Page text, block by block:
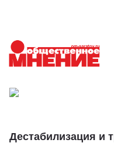
Дестабилизация и